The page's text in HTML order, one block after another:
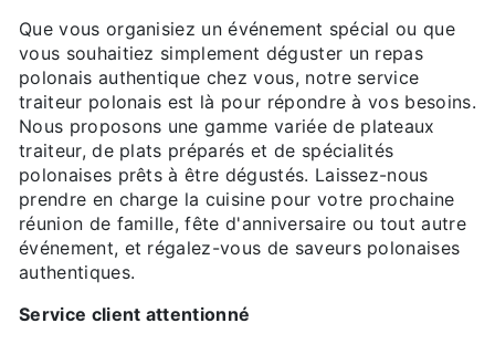
Que vous organisiez un événement spécial ou que
vous souhaitiez simplement déguster un repas
polonais authentique chez vous, notre service
traiteur polonais est là pour répondre à vos besoins.
Nous proposons une gamme variée de plateaux
traiteur, de plats préparés et de spécialités
polonaises prêts à être dégustés. Laissez-nous
prendre en charge la cuisine pour votre prochaine
réunion de famille, fête d'anniversaire ou tout autre
événement, et régalez-vous de saveurs polonaises
authentiques.
Service client attentionné